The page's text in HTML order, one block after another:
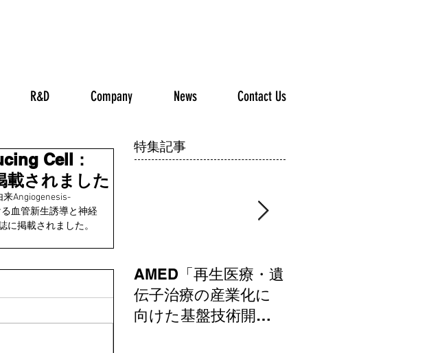
R&D Company News Contact Us
Cell：
されました
Angiogenesis-
血管新生誘導と神経
掲載されました。
特集記事
AMED「再生医療・遺
伝子治療の産業化に
向けた基盤技術開発